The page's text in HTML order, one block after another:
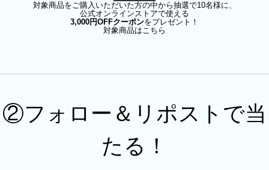
対象商品をご購入いただいた方の中から抽選で10名様に、
公式オンラインストアで使える
3,000円OFFクーポンをプレゼント！
対象商品はこちら
②フォロー＆リポストで当
たる！